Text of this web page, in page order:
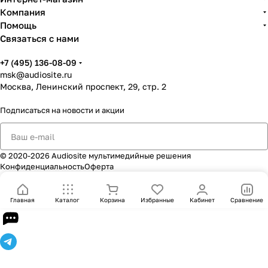
Ориентация на реаль
Подбираем оборудо
Компания
Помощь
Связаться с нами
+7 (495) 136-08-09
msk@audiosite.ru
Москва, Ленинский проспект, 29, стр. 2
Подписаться на новости и акции
© 2020-2026 Audiosite мультимедийные решения
КонфиденциальностьОферта
Главная Каталог Корзина Избранные Кабинет Сравнение